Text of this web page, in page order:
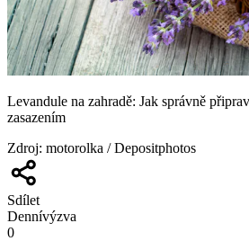
Levandule na zahradě: Jak správně
zasazením
Zdroj: motorolka / Depositphotos
Sdílet
Dennívýzva
0